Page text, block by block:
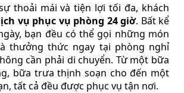
thoải mái và tiện lợi tối đa, khách
vụ phục vụ phòng 24 giờ. Bất kể
bạn đều có thể gọi những món
thưởng thức ngay tại phòng nghỉ
cần phải di chuyển. Từ một bữa
bữa trưa thịnh soạn cho đến một
tất cả đều được phục vụ tận nơi.